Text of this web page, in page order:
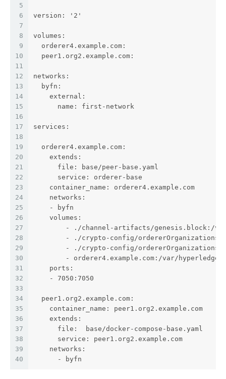
5
6
7
8
9
10
11
12
13
14
15
16
17
18
19
20
21
22
23
24
25
26
27
28
29
30
31
32
33
34
35
36
37
38
39
40
version: '2'
volumes:
  orderer4.example.com:
  peer1.org2.example.com:
networks:
  byfn:
    external:
      name: first-network
services:
  orderer4.example.com:
    extends:
      file: base/peer-base.yaml
      service: orderer-base
    container_name: orderer4.example.com
    networks:
    - byfn
    volumes:
- ./channel-artifacts/genesis.block:/
- ./crypto-config/
- ./crypto-config/
- orderer4.example.com:/var/
    ports:
    - 7050:7050
  peer1.org2.example.com:
    container_name: peer1.org2.example.com
    extends:
      file:  base/docker-compose-base.yaml
      service: peer1.org2.example.com
    networks:
      - byfn